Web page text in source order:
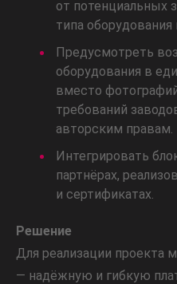
от потенциальных
типа
Предусмотреть
оборудования в
вместо
требований
авторским правам.
Интегрировать
партнёрах,
и сертификатах.
Решение
Для реализации проекта
— надёжную и гибкую